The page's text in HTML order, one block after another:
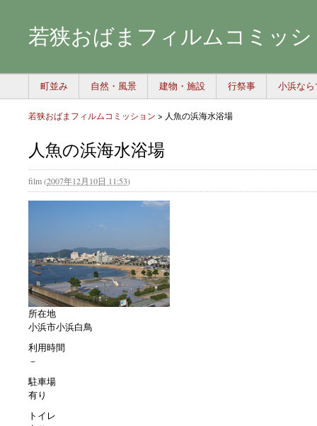
若狭おばまフィルムコミッ
町並み 自然・風景 建物・施設 行祭事 小浜な
若狭おばまフィルムコミッション > 人魚の浜海水浴場
人魚の浜海水浴場
film(2007年12月10日 11:53)
所在地
小浜市小浜白鳥
利用時間
－
駐車場
有り
トイレ